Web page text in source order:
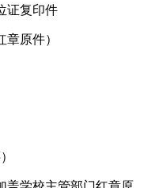
证复印件
原件）